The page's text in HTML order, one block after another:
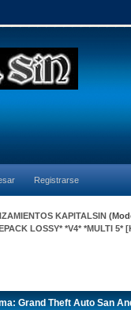
Registrarse
KAPITALSIN
LOSSY* *V4* *MULTI 5*
Grand Theft Auto San